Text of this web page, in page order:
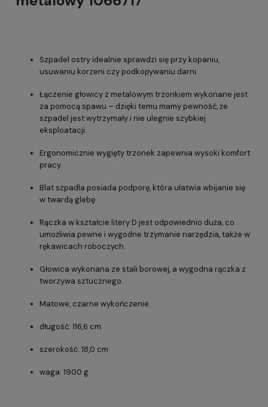
Szpadel ostry idealnie sprawdzi się przy kopaniu,
usuwaniu korzeni czy podkopywaniu darni.
Łączenie głowicy z metalowym trzonkiem wykonane jest
za pomocą spawu – dzięki temu mamy pewność, że
szpadel jest wytrzymały i nie ulegnie szybkiej
eksploatacji.
Ergonomicznie wygięty trzonek zapewnia wysoki komfort
pracy.
Blat szpadla posiada podporę, która ułatwia wbijanie się
w twardą glebę.
Rączka w kształcie litery D jest odpowiednio duża, co
umożliwia pewne i wygodne trzymanie narzędzia, także w
rękawicach roboczych.
Głowica wykonana ze stali borowej, a wygodna rączka z
tworzywa sztucznego.
Matowe, czarne wykończenie.
długość: 116,6 cm
szerokość: 18,0 cm
waga: 1900 g